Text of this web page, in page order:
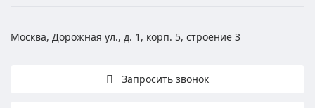
Москва, Дорожная ул., д. 1, корп. 5, строение 3
Запросить звонок